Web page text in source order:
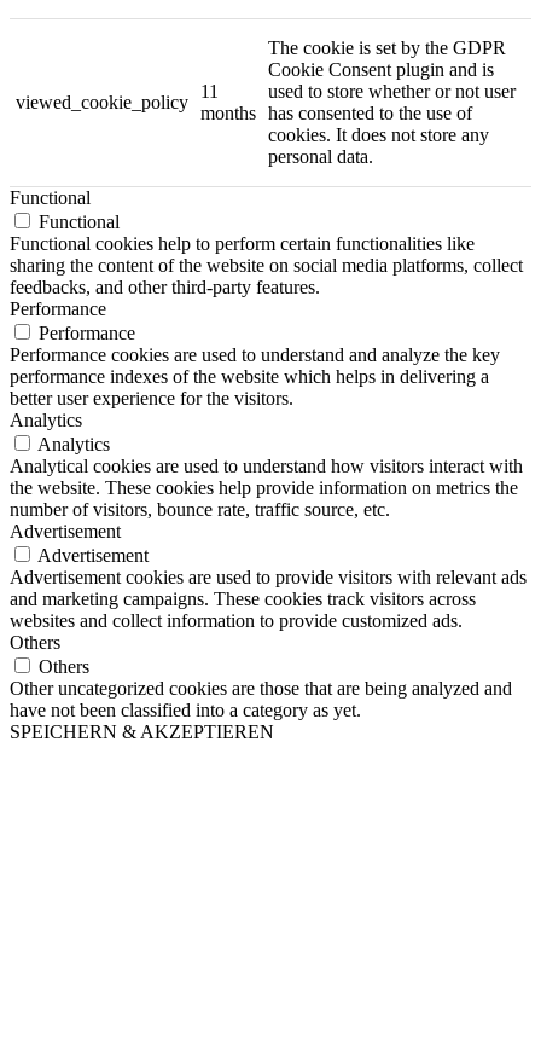
viewed_cookie_policy
11
months
The cookie is set by the GDPR
Cookie Consent plugin and is
used to store whether or not user
has consented to the use of
cookies. It does not store any
personal data.
Functional
Functional
Functional cookies help to perform certain functionalities like
sharing the content of the website on social media platforms, collect
feedbacks, and other third-party features.
Performance
Performance
Performance cookies are used to understand and analyze the key
performance indexes of the website which helps in delivering a
better user experience for the visitors.
Analytics
Analytics
Analytical cookies are used to understand how visitors interact with
the website. These cookies help provide information on metrics the
number of visitors, bounce rate, traffic source, etc.
Advertisement
Advertisement
Advertisement cookies are used to provide visitors with relevant ads
and marketing campaigns. These cookies track visitors across
websites and collect information to provide customized ads.
Others
Others
Other uncategorized cookies are those that are being analyzed and
have not been classified into a category as yet.
SPEICHERN & AKZEPTIEREN